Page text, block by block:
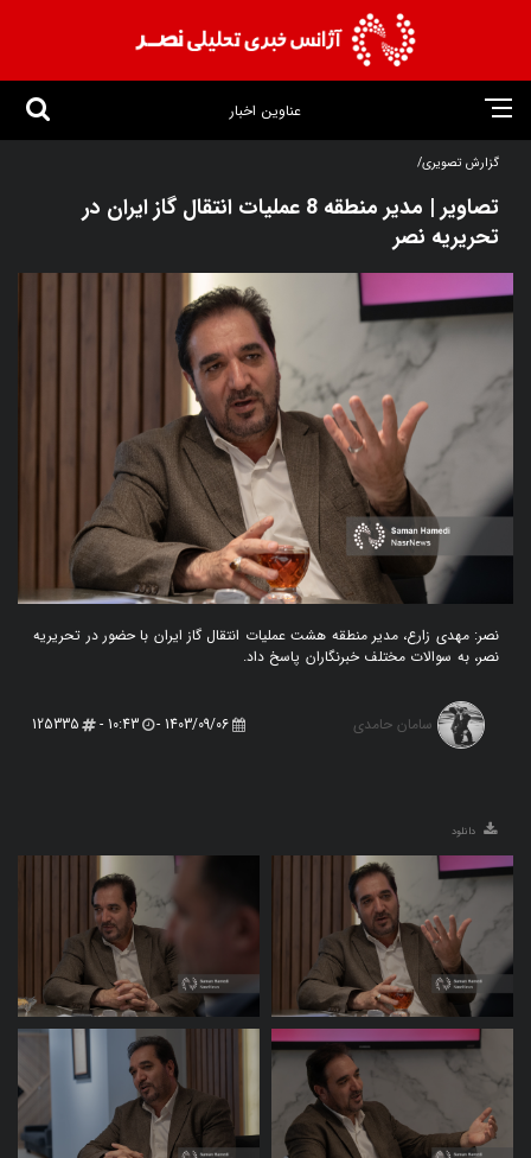
عناوین اخبار
گزارش تصویری/
تصاویر | مدیر منطقه 8 عملیات انتقال گاز ایران در
تحریریه نصر
نصر: مهدی زارع، مدیر منطقه هشت عملیات انتقال گاز ایران با حضور در تحریریه
نصر، به سوالات مختلف خبرنگاران پاسخ داد.
سامان حامدی 1403/09/06 -
10:43 -
125335
دانلود